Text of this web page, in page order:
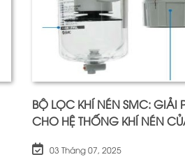
BỘ LỌC KHÍ NÉN SMC: GIẢI
CHO HỆ THỐNG KHÍ NÉN
03 Tháng 07, 2025